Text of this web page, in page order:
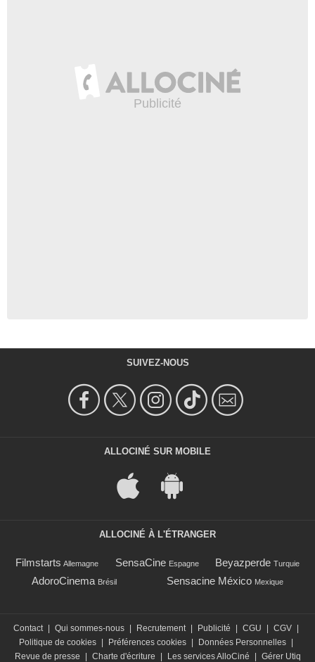
SUIVEZ-NOUS
ALLOCINÉ SUR MOBILE
ALLOCINÉ À L'ÉTRANGER
Filmstarts Allemagne SensaCine Espagne Beyazperde Turquie
AdoroCinema Brésil Sensacine México Mexique
Contact Qui sommes-nous Recrutement Publicité CGU CGV
Politique de cookies
Préférences cookies Données Personnelles
Revue de presse
Charte d'écriture Les services AlloCiné Gérer Utiq